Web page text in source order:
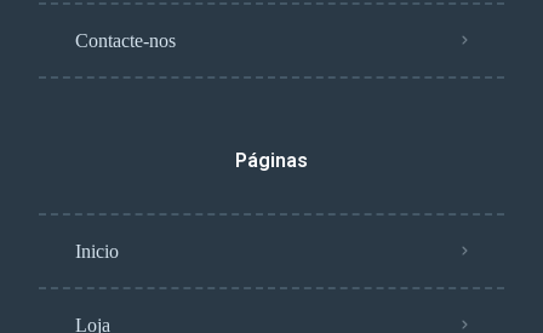
Contacte-nos
Páginas
Inicio
Loja